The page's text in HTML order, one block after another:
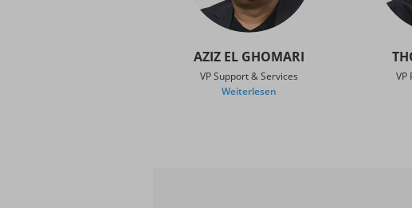
AZIZ EL GHOMARI
VP Support & Services
Weiterlesen
VP